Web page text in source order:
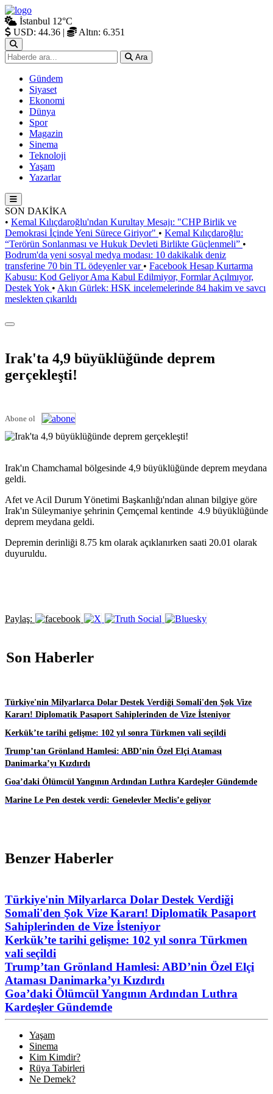
İstanbul 12°C
USD: 44.36 | Altın: 6.351
Ara
Gündem
Siyaset
Ekonomi
Dünya
Spor
Magazin
Sinema
Teknoloji
Yaşam
Yazarlar
SON DAKİKA
• Kemal Kılıçdaroğlu'ndan Kurultay Mesajı: "CHP Birlik ve
Demokrasi İçinde Yeni Sürece Giriyor" • Kemal Kılıçdaroğlu:
“Terörün Sonlanması ve Hukuk Devleti Birlikte Güçlenmeli” •
Bodrum'da yeni sosyal medya modası: 10 dakikalık deniz
transferine 70 bin TL ödeyenler var • Facebook Hesap Kurtarma
Kabusu: Kod Geliyor Ama Kabul Edilmiyor, Formlar Açılmıyor,
Destek Yok • Akın Gürlek: HSK incelemelerinde 84 hakim ve savcı
meslekten çıkarıldı
Irak'ta 4,9 büyüklüğünde deprem
gerçekleşti!
Abone ol
Irak'ın Chamchamal bölgesinde 4,9 büyüklüğünde deprem meydana
geldi.
Afet ve Acil Durum Yönetimi Başkanlığı'ndan alınan bilgiye göre
Irak'ın Süleymaniye şehrinin Çemçemal kentinde 4.9 büyüklüğünde
deprem meydana geldi.
Depremin derinliği 8.75 km olarak açıklanırken saati 20.01 olarak
duyuruldu.
Paylaş:
Son Haberler
Türkiye'nin Milyarlarca Dolar Destek Verdiği Somali'den Şok Vize
Kararı! Diplomatik Pasaport Sahiplerinden de Vize İsteniyor
Kerkük’te tarihi gelişme: 102 yıl sonra Türkmen vali seçildi
Trump’tan Grönland Hamlesi: ABD’nin Özel Elçi Ataması
Danimarka’yı Kızdırdı
Goa’daki Ölümcül Yangının Ardından Luthra Kardeşler Gündemde
Marine Le Pen destek verdi: Genelevler Meclis’e geliyor
Benzer Haberler
Türkiye'nin Milyarlarca Dolar Destek Verdiği
Somali'den Şok Vize Kararı! Diplomatik Pasaport
Sahiplerinden de Vize İsteniyor
Kerkük’te tarihi gelişme: 102 yıl sonra Türkmen
vali seçildi
Trump’tan Grönland Hamlesi: ABD’nin Özel Elçi
Ataması Danimarka’yı Kızdırdı
Goa’daki Ölümcül Yangının Ardından Luthra
Kardeşler Gündemde
Yaşam
Sinema
Kim Kimdir?
Rüya Tabirleri
Ne Demek?